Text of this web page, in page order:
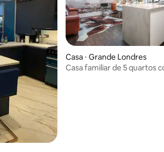
Casa ⋅ Grande Londres
Casa familiar de 5 quartos